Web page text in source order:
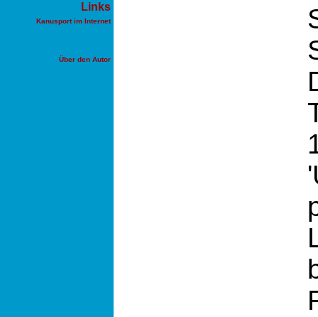
Links
Kanusport im Internet
Über den Autor